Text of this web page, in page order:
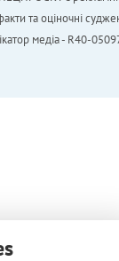
та оціночні
медіа - R40-